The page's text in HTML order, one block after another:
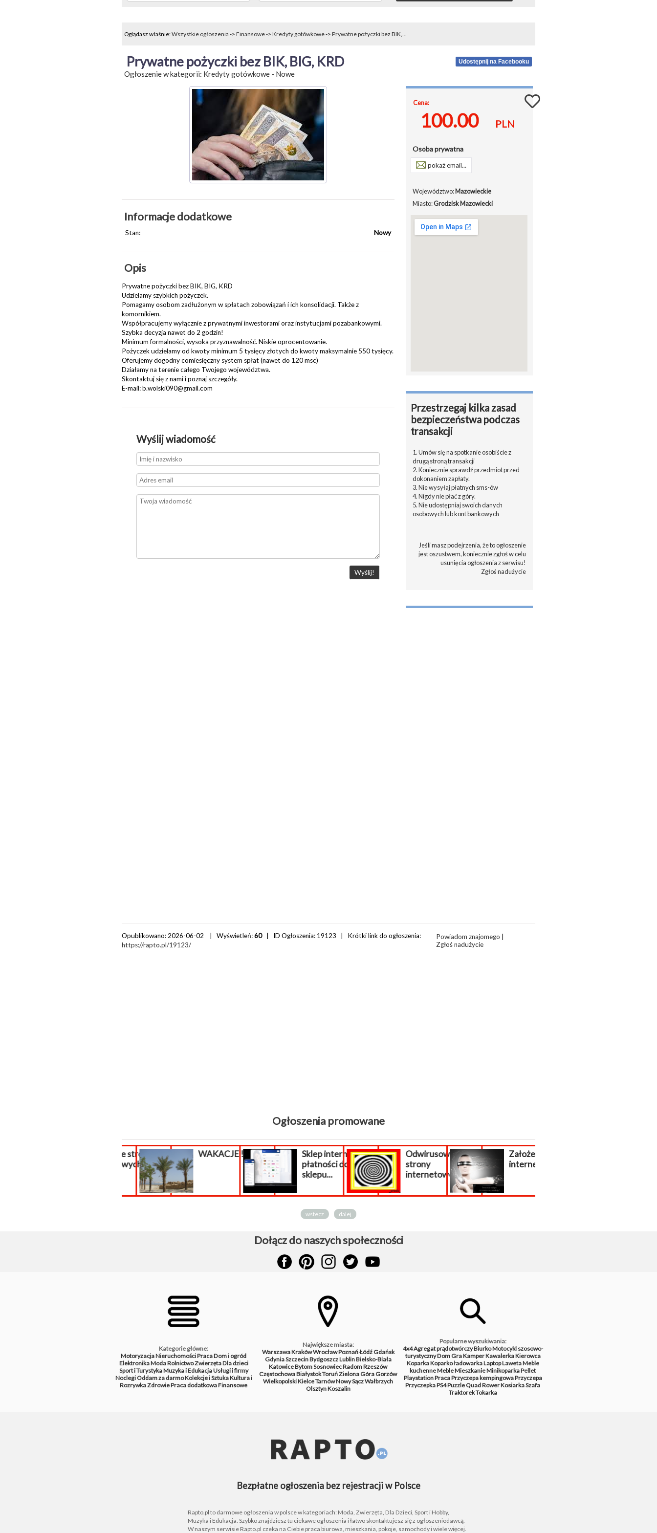
Oglądasz właśnie:Wszystkie ogłoszenia -> Finansowe-> Kredyty gotówkowe-> Prywatne pożyczki bez BIK,...
Prywatne pożyczki bez BIK, BIG, KRD
Ogłoszenie w kategorii: Kredyty gotówkowe- Nowe
Udostępnij na Facebooku
Informacje dodatkowe
Stan: Nowy
Opis
Prywatne pożyczki bez BIK, BIG, KRD
Udzielamy szybkich pożyczek.
Pomagamy osobom zadłużonym w spłatach zobowiązań i ich konsolidacji. Także z
komornikiem.
Współpracujemy wyłącznie z prywatnymi inwestorami oraz instytucjami pozabankowymi.
Szybka decyzja nawet do 2 godzin!
Minimum formalności, wysoka przyznawalność. Niskie oprocentowanie.
Pożyczek udzielamy od kwoty minimum 5 tysięcy złotych do kwoty maksymalnie 550 tysięcy.
Oferujemy dogodny comiesięczny system spłat (nawet do 120 msc)
Działamy na terenie całego Twojego województwa.
Skontaktuj się z nami i poznaj szczegóły.
E-mail: b.wolski090@gmail.com
Wyślij wiadomość
Cena:
100.00 PLN
Osoba prywatna
pokaż email...
Województwo:Mazowieckie
Miasto:Grodzisk Mazowiecki
Przestrzegaj kilka zasad
bezpieczeństwa podczas
transakcji
1. Umów się na spotkanie osobiście z
drugą stroną transakcji
2. Koniecznie sprawdź przedmiot przed
dokonaniem zapłaty.
3. Nie wysyłaj płatnych sms-ów
4. Nigdy nie płać z góry.
5. Nie udostępniaj swoich danych
osobowych lub kont bankowych
Jeśli masz podejrzenia, że to ogłoszenie
jest oszustwem, koniecznie zgłoś w celu
usunięcia ogłoszenia z serwisu!
Zgłoś nadużycie
Opublikowano: 2026-06-02 | Wyświetleń:60| ID Ogłoszenia: 19123 | Krótki link do ogłoszenia:
https://rapto.pl/19123/
Powiadom znajomego
Zgłoś nadużycie
Ogłoszenia promowane
Tworzenie stron
internetowych
WAKACJE !!!
Sklep internetowy
płatności do
sklepu...
Odwirusowanie
strony
internetowej...
Założenie sklepu
internetowego.
wstecz dalej
Dołącz do naszych społeczności
Kategorie główne:
MotoryzacjaNieruchomościPracaDom i ogród
ElektronikaModaRolnictwoZwierzętaDla dzieci
Sport i TurystykaMuzyka i EdukacjaUsługi i firmy
NoclegiOddam za darmoKolekcje i SztukaKultura i
RozrywkaZdrowiePraca dodatkowaFinansowe
Największe miasta:
WarszawaKrakówWrocławPoznańŁódźGdańsk
GdyniaSzczecinBydgoszczLublinBielsko-Biała
KatowiceBytomSosnowiecRadomRzeszów
CzęstochowaBiałystokToruńZielona GóraGorzów
WielkopolskiKielceTarnówNowy SączWałbrzych
OlsztynKoszalin
Popularne wyszukiwania:
4x4Agregat prądotwórczyBiurkoMotocykl szosowo-
turystycznyDomGraKamperKawalerkaKierowca
KoparkaKoparko ładowarkaLaptopLawetaMeble
kuchenneMebleMieszkanieMinikoparkaPellet
PlaystationPracaPrzyczepa kempingowaPrzyczepa
PrzyczepkaPS4PuzzleQuadRowerKosiarkaSzafa
TraktorekTokarka
Bezpłatne ogłoszenia bez rejestracji w Polsce
Rapto.pl to darmowe ogłoszenia w polsce w kategoriach: Moda, Zwierzęta, Dla Dzieci, Sport i Hobby,
Muzyka i Edukacja. Szybko znajdziesz tu ciekawe ogłoszenia i łatwo skontaktujesz się z ogłoszeniodawcą.
W naszym serwisie Rapto.pl czeka na Ciebie praca biurowa, mieszkania, pokoje, samochody i wiele więcej.